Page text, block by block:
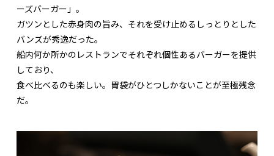
ーズバーガー」。
ガツンとした赤身肉の旨み、それを受け止めるしっとりとした
バンズが秀逸だった。
船内何か所かのレストランでそれぞれ個性あるバーガーを提供
しており、
食べ比べるのも楽しい。胃袋がひとつしかないことが至極残念
だ。